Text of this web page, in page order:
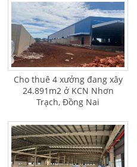
Cho thuê 4 xưởng đang xây
24.891m2 ở KCN Nhơn
Trạch, Đồng Nai